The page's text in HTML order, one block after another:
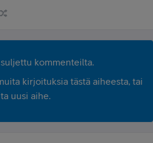
kommenteilta.
kirjoituksia tästä aiheesta, tai
uusi aihe.